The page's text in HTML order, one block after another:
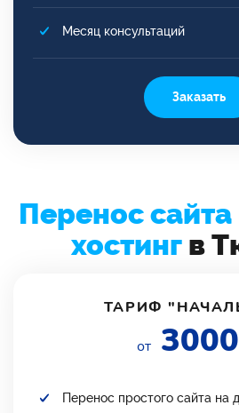
Месяц консультаций
Заказать
Перенос сайта
хостинг в
ТАРИФ
от 3000
Перенос простого сайта на